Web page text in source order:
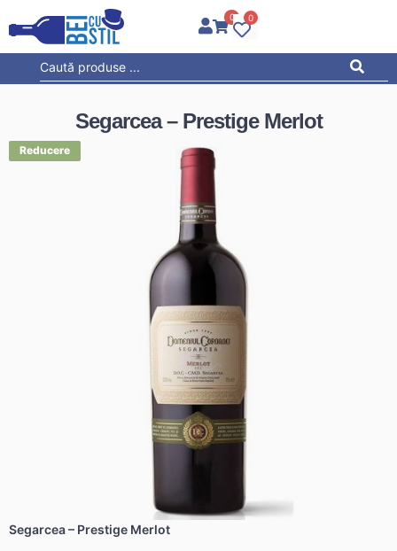
0 0
Segarcea – Prestige Merlot
Segarcea – Prestige Merlot